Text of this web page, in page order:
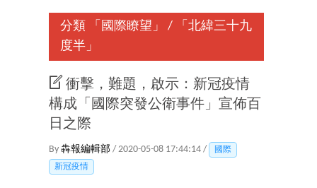
分類 「國際瞭望」 /
「北緯三十九
度半」
衝擊，難題，啟示：新冠疫情
構成「國際突發公衛事件」宣佈百
日之際
By 犇報編輯部 / 2020-05-08 17:44:14 /
國際
新冠疫情